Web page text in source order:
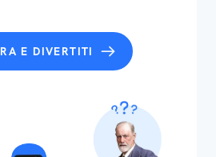
E DIVERTITI